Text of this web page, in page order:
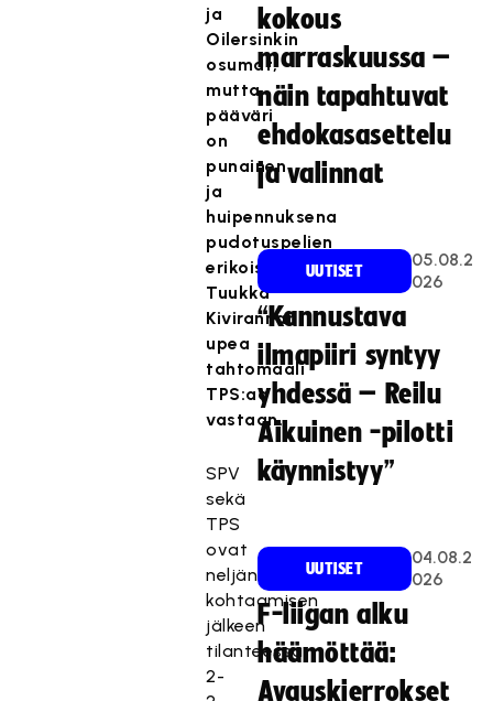
ja
Oilersinkin
osumat,
mutta
pääväri
on
punainen
ja
huipennuksena
pudotuspelien
erikoismies
Tuukka
Kivirannan
upea
tahtomaali
TPS:aa
vastaan.
SPV
sekä
TPS
ovat
neljän
kohtaamisen
jälkeen
tilanteessa
2-
T
ä
m
ä
s
i
s
ä
kokous
marraskuussa –
näin tapahtuvat
ehdokasasettelu
ja valinnat
UUTISET
05.08.2
026
“Kannustava
ilmapiiri syntyy
yhdessä – Reilu
Aikuinen -pilotti
käynnistyy”
UUTISET
04.08.2
026
F-liigan alku
häämöttää:
Avauskierrokset